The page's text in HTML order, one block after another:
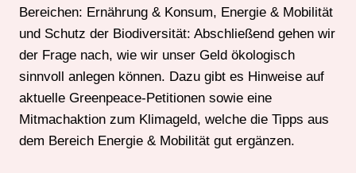
Bereichen: Ernährung & Konsum, Energie & Mobilität
und Schutz der Biodiversität: Abschließend gehen wir
der Frage nach, wie wir unser Geld ökologisch
sinnvoll anlegen können. Dazu gibt es Hinweise auf
aktuelle Greenpeace-Petitionen sowie eine
Mitmachaktion zum Klimageld, welche die Tipps aus
dem Bereich Energie & Mobilität gut ergänzen.